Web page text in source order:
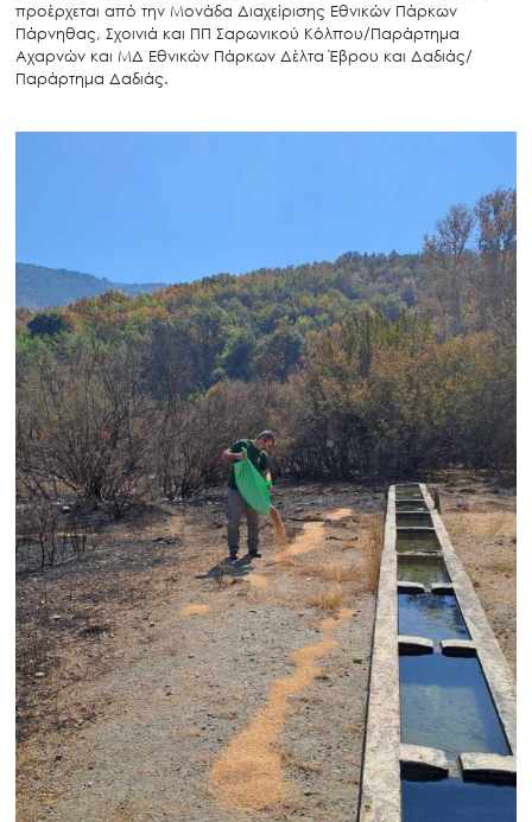
προέρχεται από την Μονάδα Διαχείρισης Εθνικών Πάρκων
Πάρνηθας, Σχοινιά και ΠΠ Σαρωνικού Κόλπου/Παράρτημα
Αχαρνών και ΜΔ Εθνικών Πάρκων Δέλτα Έβρου και Δαδιάς/
Παράρτημα Δαδιάς.